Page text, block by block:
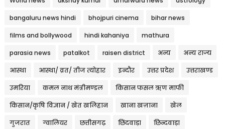
bangaluru news hindi bhojpuri cinema bihar news
films and bollywood hindi kahaniya mathura
parasia news patalkot raisen district अन्य अन्य राज्य
आस्था आस्था/ व्रत/ तीज त्‍योहार इन्दौर उत्तर प्रदेश उत्तराखण्ड
उमरिया कमल नाथ मंत्रीमण्डल किसान फसल ऋण माफी
किसान/कृषि विज्ञान / खेत खलिहान खाना खज़ाना खेल
गुजरात ग्वालियर छत्तीसगढ़ छिंदवाड़ा छिन्दवाड़ा